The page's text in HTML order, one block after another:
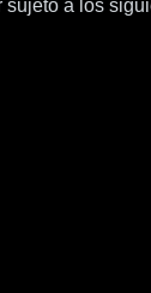
a los